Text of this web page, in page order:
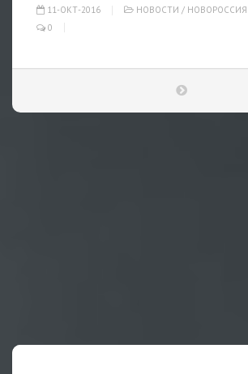
11-ОКТ-2016 НОВОСТИ / НОВОРОССИЯ
0